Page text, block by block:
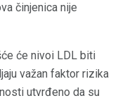
činjenica nije
će nivoi LDL biti
važan faktor rizika
utvrđeno da su